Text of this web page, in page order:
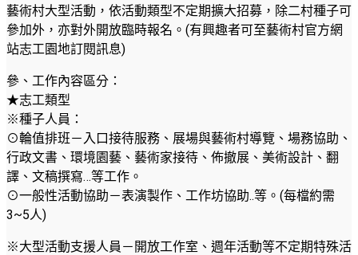
藝術村大型活動，依活動類型不定期擴大招募，除二村種子可
參加外，亦對外開放臨時報名。(有興趣者可至藝術村官方網
站志工園地訂閱訊息)
參、工作內容區分：
★志工類型
※種子人員：
⊙輪值排班－入口接待服務、展場與藝術村導覽、場務協助、
行政文書、環境園藝、藝術家接待、佈撤展、美術設計、翻
譯、文稿撰寫…等工作。
⊙一般性活動協助－表演製作、工作坊協助..等。(每檔約需
3~5人)
※大型活動支援人員－開放工作室、週年活動等不定期特殊活